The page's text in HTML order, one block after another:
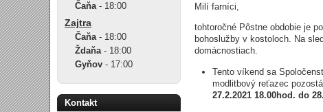
Milí farníci,
tohtoročné Pôstne obdobie je
bohoslužby v kostoloch. Na
domácnostiach.
Tento víkend sa
modlitbový reťazec
27.2.2021 18.00hod. do
Čaňa- 18:00
Zajtra
Čaňa- 18:00
Ždaňa- 18:00
Gyňov - 17:00
Kontakt